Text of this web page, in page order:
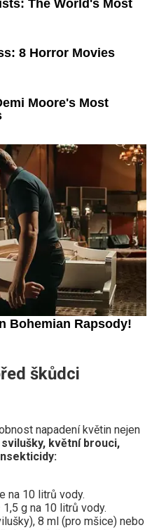
škůdci
napadení květin nejen
květní brouci,
na 10 litrů vody.
g na 10 litrů vody.
8 ml (pro mšice) nebo